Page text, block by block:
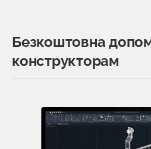
Безкоштовна
конструкторам